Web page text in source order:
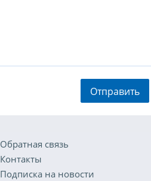
Отправить
Обратная связь
Контакты
Подписка на новости